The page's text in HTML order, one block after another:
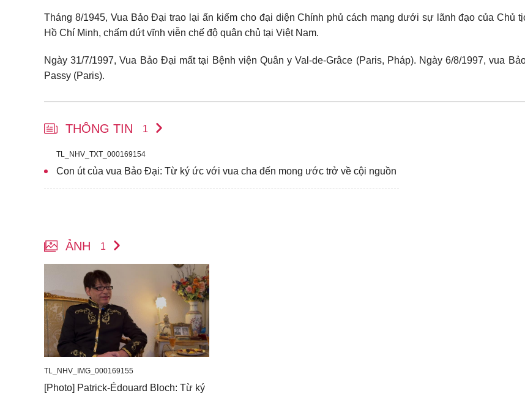
Tháng 8/1945, Vua Bảo Đại trao lại ấn kiếm cho đại diện Chính phủ cách mạng dưới sự lãnh đạo của Chủ
Hồ Chí Minh, chấm dứt vĩnh viễn chế độ quân chủ tại Việt Nam.
Ngày 31/7/1997, Vua Bảo Đại mất tại Bệnh viện Quân y Val-de-Grâce (Paris, Pháp). Ngày 6/8/1997, vua
Passy (Paris).
THÔNG TIN 1
TL_NHV_TXT_000169154
Con út của vua Bảo Đại: Từ ký ức với vua cha đến mong ước trở về cội nguồn
ẢNH 1
TL_NHV_IMG_000169155
[Photo] Patrick-Édouard Bloch: Từ ký